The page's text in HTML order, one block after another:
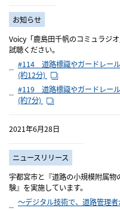
お知らせ
Voicy「鹿島田千帆のコミュラジ
試聴ください。
#114 道路標識やガードレール
(約12分)
#119 道路標識やガードレール
(約7分)
2021年6月28日
ニュースリリース
宇都宮市と『道路の小規模附属
験』を実施しています。
～デジタル技術で、道路管理